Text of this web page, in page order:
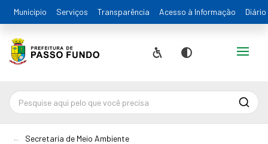
Município Serviços Transparência Acesso à Informação
Acessibilidade
Contraste
Alternar
Secretaria de Meio Ambiente